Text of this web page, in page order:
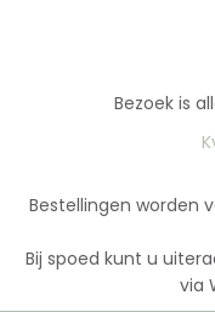
Bezoek is
Bestellingen worden
Bij spoed kunt u
via